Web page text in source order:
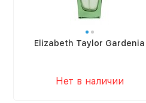
Elizabeth Taylor Gardenia
Нет в наличии